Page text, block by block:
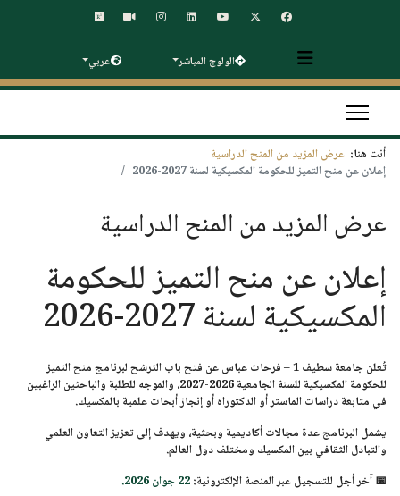
الولوج المباشر عربي
أنت هنا: عرض المزيد من المنح الدراسية
إعلان عن منح التميز للحكومة المكسيكية لسنة 2027-2026
عرض المزيد من المنح الدراسية
إعلان عن منح التميز للحكومة
المكسيكية لسنة 2027-2026
تُعلن جامعة سطيف 1 – فرحات عباس عن فتح باب الترشح لبرنامج
منح التميز
للحكومة المكسيكية
للسنة الجامعية 2026-2027، والموجه للطلبة والباحثين الراغبين
في متابعة دراسات الماستر أو الدكتوراه أو إنجاز أبحاث علمية بالمكسيك.
يشمل البرنامج عدة مجالات أكاديمية وبحثية، ويهدف إلى تعزيز التعاون العلمي
والتبادل الثقافي بين المكسيك ومختلف دول العالم.
📅آخر أجل للتسجيل عبر المنصة الإلكترونية:22 جوان 2026.